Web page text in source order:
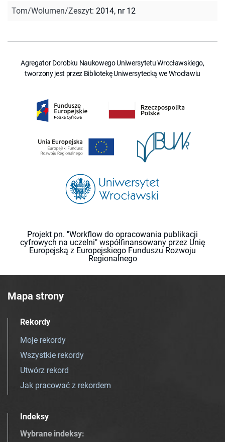
Tom/Wolumen/Zeszyt: 2014, nr 12
Agregator Dorobku Naukowego Uniwersytetu Wrocławskiego,
tworzony jest przez Bibliotekę Uniwersytecką we Wrocławiu
Projekt pn. "Workflow do opracowania publikacji
cyfrowych na uczelni" współfinansowany przez Unię
Europejską z Europejskiego Funduszu Rozwoju
Regionalnego
Mapa strony
Rekordy
Moje rekordy
Wszystkie rekordy
Utwórz rekord
Jak pracować z rekordem
Indeksy
Wybrane indeksy: